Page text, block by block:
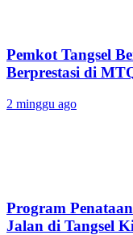
Pemkot Tangsel
Berprestasi di
2 minggu ago
Program
Jalan di Tangsel